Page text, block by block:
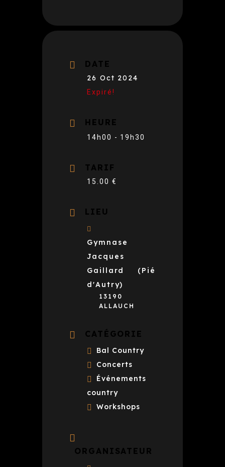
DATE
26 Oct 2024
Expiré!
HEURE
14h00 - 19h30
TARIF
15.00 €
LIEU
Gymnase
Jacques
Gaillard (Pié
d'Autry)
13190
ALLAUCH
CATÉGORIE
Bal Country
Concerts
Événements
country
Workshops
ORGANISATEUR